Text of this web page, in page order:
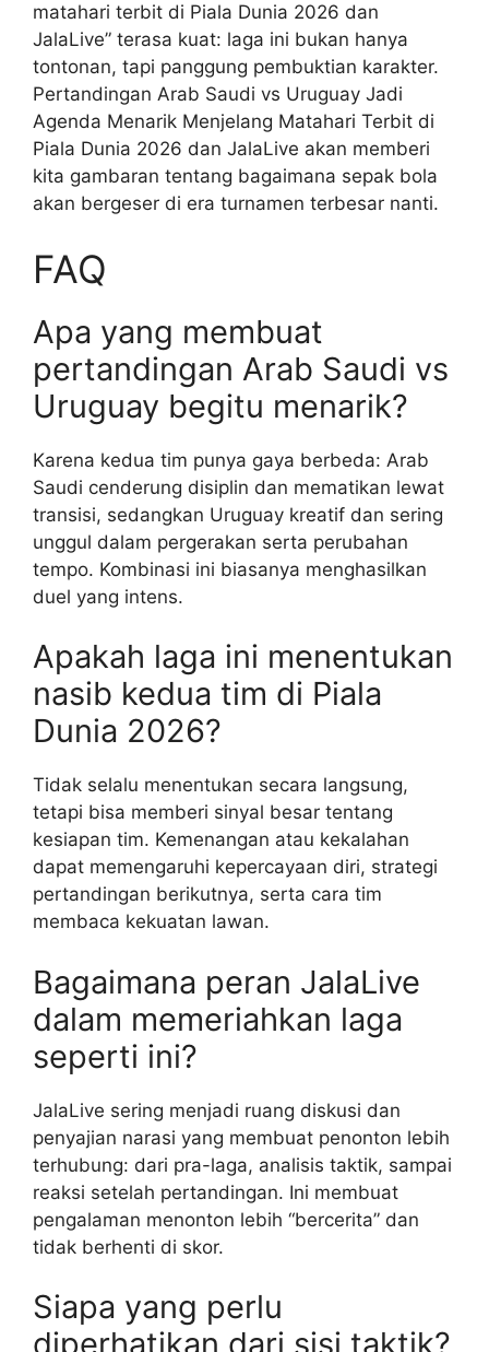
matahari terbit di Piala Dunia 2026 dan
JalaLive” terasa kuat: laga ini bukan hanya
tontonan, tapi panggung pembuktian karakter.
Pertandingan Arab Saudi vs Uruguay Jadi
Agenda Menarik Menjelang Matahari Terbit di
Piala Dunia 2026 dan JalaLive akan memberi
kita gambaran tentang bagaimana sepak bola
akan bergeser di era turnamen terbesar nanti.
FAQ
Apa yang membuat
pertandingan Arab Saudi vs
Uruguay begitu menarik?
Karena kedua tim punya gaya berbeda: Arab
Saudi cenderung disiplin dan mematikan lewat
transisi, sedangkan Uruguay kreatif dan sering
unggul dalam pergerakan serta perubahan
tempo. Kombinasi ini biasanya menghasilkan
duel yang intens.
Apakah laga ini menentukan
nasib kedua tim di Piala
Dunia 2026?
Tidak selalu menentukan secara langsung,
tetapi bisa memberi sinyal besar tentang
kesiapan tim. Kemenangan atau kekalahan
dapat memengaruhi kepercayaan diri, strategi
pertandingan berikutnya, serta cara tim
membaca kekuatan lawan.
Bagaimana peran JalaLive
dalam memeriahkan laga
seperti ini?
JalaLive sering menjadi ruang diskusi dan
penyajian narasi yang membuat penonton lebih
terhubung: dari pra-laga, analisis taktik, sampai
reaksi setelah pertandingan. Ini membuat
pengalaman menonton lebih “bercerita” dan
tidak berhenti di skor.
Siapa yang perlu
diperhatikan dari sisi taktik?